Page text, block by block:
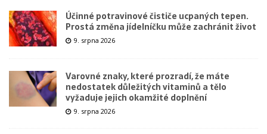
Účinné potravinové čističe ucpaných tepen.
Prostá změna jídelníčku může zachránit život
9. srpna 2026
Varovné znaky, které prozradí, že máte
nedostatek důležitých vitaminů a tělo
vyžaduje jejich okamžité doplnění
9. srpna 2026